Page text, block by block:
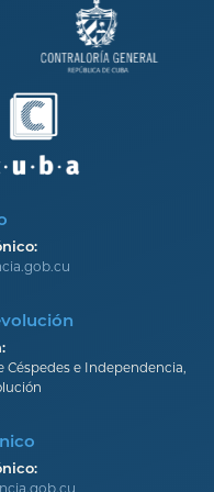
Céspedes e Independencia,